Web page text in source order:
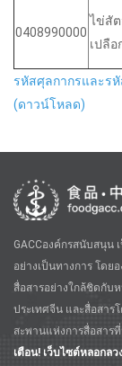
0408990000
ไข่สั
เปลือ
รหัสศุลกากรและร
(ดาวน์โหลด)
GACCองค์กรสนับสนุน
อย่างเป็นทางการ โดย
สื่อสารอย่างใกล้ชิดกับ
ประเทศจีน และสื่อสาร
สะพานแห่งการสื่อสาร
เตือน! เว็บไซต์หลอกล